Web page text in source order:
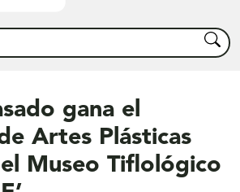
Buscar
gana el
Artes Plásticas
Museo Tiflológico